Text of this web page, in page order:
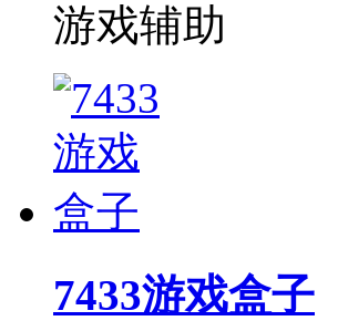
游戏辅助
7433游戏盒子